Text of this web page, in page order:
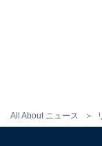
All About ニュース